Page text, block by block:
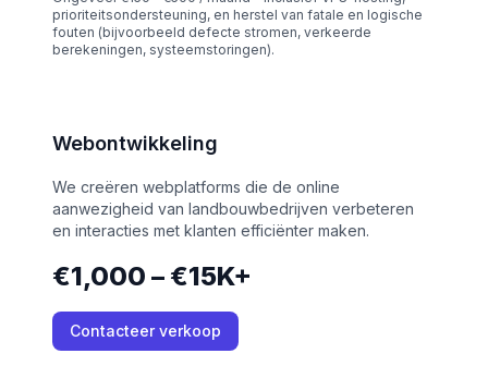
prioriteitsondersteuning, en herstel van fatale en logische
fouten (bijvoorbeeld defecte stromen, verkeerde
berekeningen, systeemstoringen).
Webontwikkeling
We creëren webplatforms die de online
aanwezigheid van landbouwbedrijven verbeteren
en interacties met klanten efficiënter maken.
€1,000 – €15K+
Contacteer verkoop